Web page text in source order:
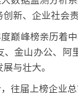
新、企业社会
巅峰榜亲历着
、金山办公、阿
与壮大。
往届上榜企业总